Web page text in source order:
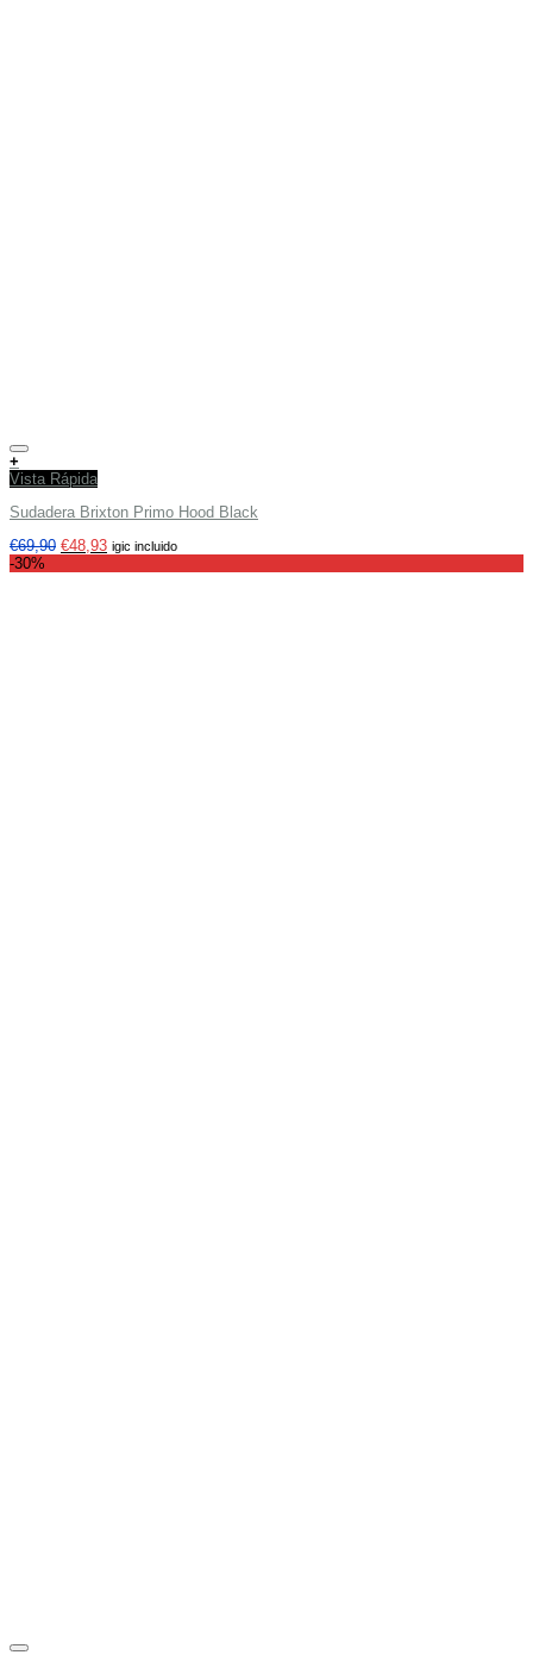
+
Vista Rápida
Sudadera Brixton Primo Hood Black
€69,90 €48,93 igic incluido
-30%